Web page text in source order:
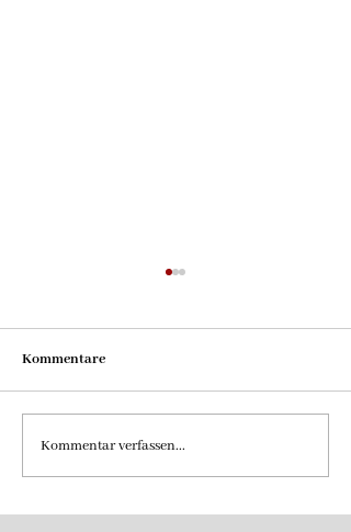
Kommentare
Kommentar verfassen...